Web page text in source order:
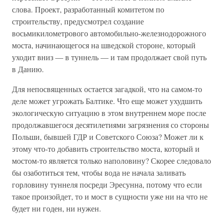
слова. Проект, разработанный комитетом по
строительству, предусмотрел создание
восьмикилометрового автомобильно-железнодорожного
моста, начинающегося на шведской стороне, который
уходит вниз — в туннель — и там продолжает свой путь
в Данию.
Для непосвященных остается загадкой, что на самом-то
деле может угрожать Балтике. Что еще может ухудшить
экологическую ситуацию в этом внутреннем море после
продолжавшегося десятилетиями загрязнения со стороны
Польши, бывшей ГДР и Советского Союза? Может ли к
этому что-то добавить строительство моста, который и
мостом-то является только наполовину? Скорее следовало
бы озаботиться тем, чтобы вода не начала заливать
горловину туннеля посреди Эресунна, потому что если
такое произойдет, то и мост в сущности уже ни на что не
будет ни годен, ни нужен.